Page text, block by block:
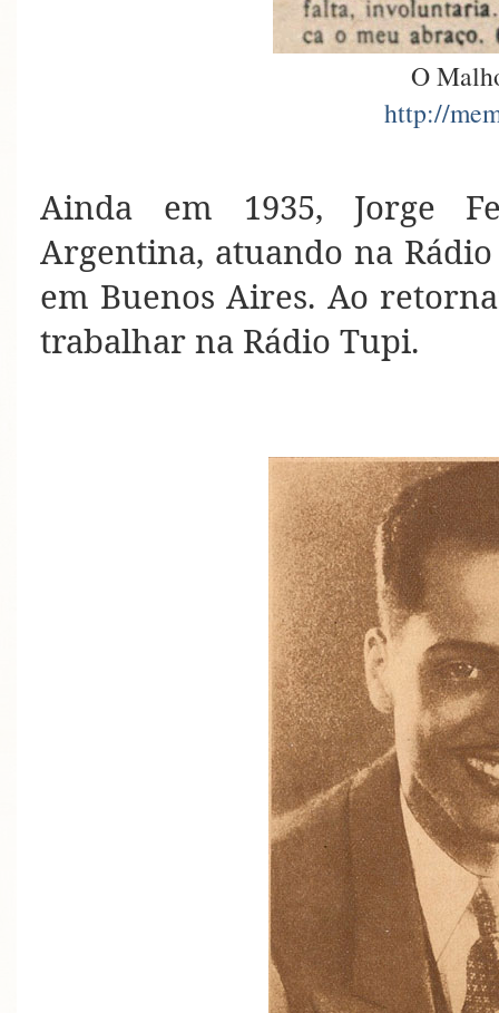
O
http://
Ainda em 1935, Jorge
Argentina, atuando na
em Buenos Aires. Ao
trabalhar na Rádio Tupi.